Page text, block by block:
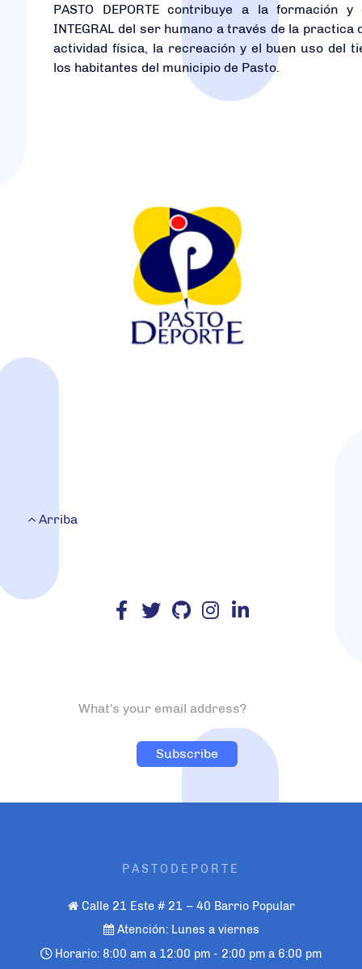
PASTO DEPORTE contribuye a la formación
INTEGRAL del ser humano a través de la practica
actividad física, la recreación y el buen uso del
los habitantes del municipio de Pasto.
Arriba
PASTODEPORTE
Calle 21 Este # 21 – 40 Barrio Popular
Atención: Lunes a viernes
Horario: 8:00 am a 12:00 pm - 2:00 pm a 6:00 pm